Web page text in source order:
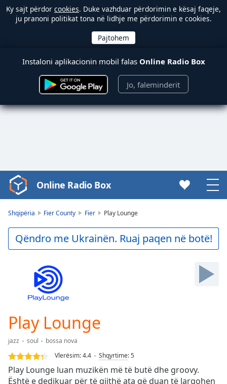
Ky sajt përdor cookies. Duke vazhduar përdorimin e kësaj faqeje,
ju pranoni politikat tona në lidhje me përdorimin e cookies.
Instaloni aplikacionin mobil falas Online Radio Box
Jo, faleminderit
Video
Player
Play
Video
Current
Time 0:00
Duration
Loaded:
0.00%
Stream
Online Radio Box
Shqipëria Fier County Fier Play Lounge
Qëndro me Ukrainën. Ruaj paqen në botë!
Play Lounge
jazz soul
bossa nova
Vlerësim:4.4 Shqyrtime:5
Play Lounge luan muzikën më të butë dhe groovy.
Është e dedikuar për të gjithë ata që duan të largohen